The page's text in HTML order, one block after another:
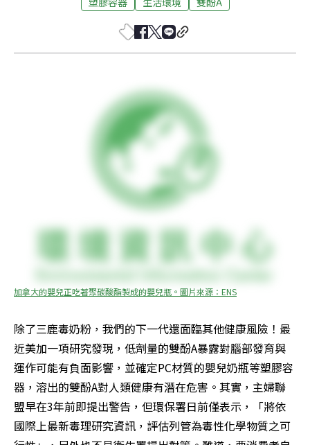
加拿大的嬰兒正吃著聚碳酸酯製成的嬰兒瓶。圖片來源：ENS
除了三鹿毒奶粉，我們的下一代還面臨其他健康風險！最
近美加一項研究發現，低劑量的雙酚A暴露對腦部發育與
運作可能有負面影響，並確定PC材質的嬰兒奶瓶等塑膠容
器，溶出的雙酚A對人類健康有潛在危害。其實，主婦聯
盟早在3年前即提出警告，但環保署日前僅表示，「將依
國際上最新毒理研究資訊，評估列管為毒性化學物質之可